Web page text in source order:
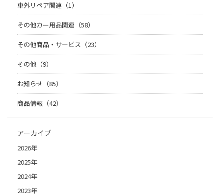
車外リペア関連（1）
その他カー用品関連（58）
その他商品・サービス（23）
その他（9）
お知らせ（85）
商品情報（42）
アーカイブ
2026年
2025年
2024年
2023年